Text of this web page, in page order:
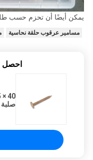
يمكن أيضًا أن تحزم حسب
مسامير عرقوب حلقة نحاسية
احصل
صلبة